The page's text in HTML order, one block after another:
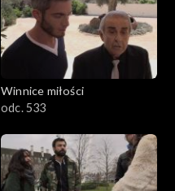
Winnice miłości
odc. 533